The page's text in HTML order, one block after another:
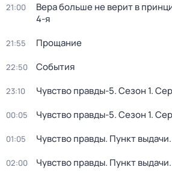
21:00 Вера больше не верит в
4-я
21:55 Прощание
22:50 События
23:10 Чувство правды-5. Сезон 1.
00:05 Чувство правды-5. Сезон 1.
01:05 Чувство правды. Пункт выдачи
02:00 Чувство правды. Пункт выдачи